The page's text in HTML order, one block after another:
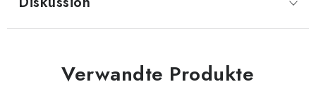
Verwandte Produkte